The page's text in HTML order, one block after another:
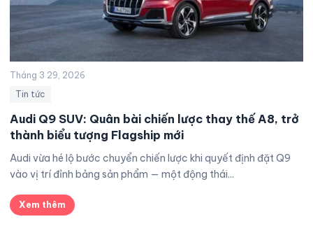
Tháng 3 29, 2026
Tin tức
Audi Q9 SUV: Quân bài chiến lược thay thế A8, trở
thành biểu tượng Flagship mới
Audi vừa hé lộ bước chuyển chiến lược khi quyết định đặt Q9
vào vị trí đỉnh bảng sản phẩm — một động thái...
Xem thêm